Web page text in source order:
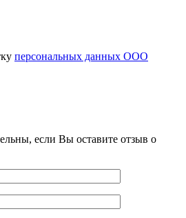
персональных данных ООО
если Вы оставите отзыв о